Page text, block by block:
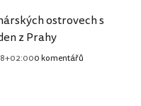
ostrovech s
z Prahy
0 komentářů